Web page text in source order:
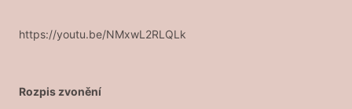
https://youtu.be/NMxwL2RLQLk
Rozpis zvonění